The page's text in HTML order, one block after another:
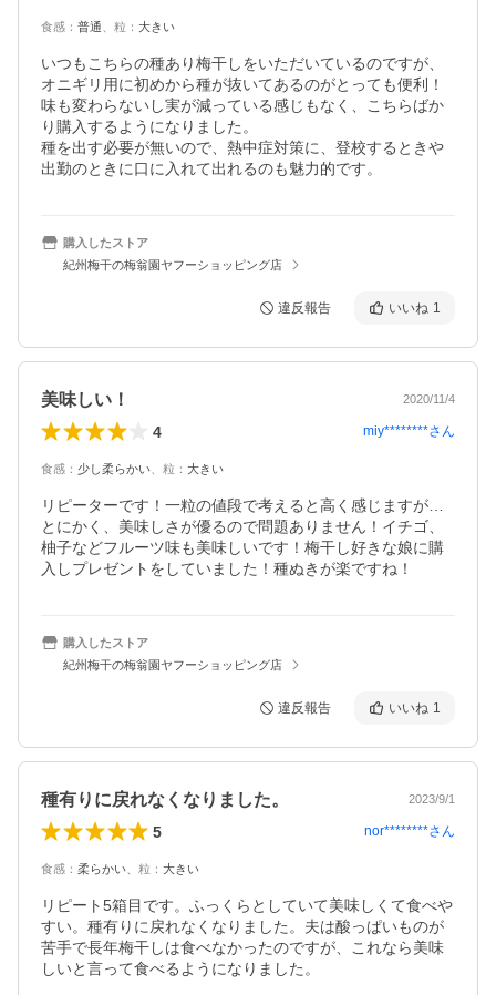
食感 ： 普通 粒 ： 大きい
いつもこちらの種あり梅干しをいただいているのですが、
オニギリ用に初めから種が抜いてあるのがとっても便利！
味も変わらないし実が減っている感じもなく、こちらばか
り購入するようになりました。
種を出す必要が無いので、熱中症対策に、登校するときや
出勤のときに口に入れて出れるのも魅力的です。
購入したストア
紀州梅干の梅翁園ヤフーショッピング店
違反報告 いいね 1
美味しい！ 2020/11/4
4 miy********さん
食感 ： 少し柔らかい 粒 ： 大きい
リピーターです！一粒の値段で考えると高く感じますが…
とにかく、美味しさが優るので問題ありません！イチゴ、
柚子などフルーツ味も美味しいです！梅干し好きな娘に購
入しプレゼントをしていました！種ぬきが楽ですね！
購入したストア
紀州梅干の梅翁園ヤフーショッピング店
違反報告 いいね 1
種有りに戻れなくなりました。 2023/9/1
5 nor********さん
食感 ： 柔らかい 粒 ： 大きい
リピート5箱目です。ふっくらとしていて美味しくて食べや
すい。種有りに戻れなくなりました。夫は酸っぱいものが
苦手で長年梅干しは食べなかったのですが、これなら美味
しいと言って食べるようになりました。